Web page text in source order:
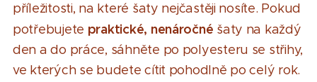
příležitosti, na které šaty nejčastěji nosíte. Pokud
potřebujete praktické, nenáročné šaty na každý
den a do práce, sáhněte po polyesteru se střihy,
ve kterých se budete cítit pohodlně po celý rok.